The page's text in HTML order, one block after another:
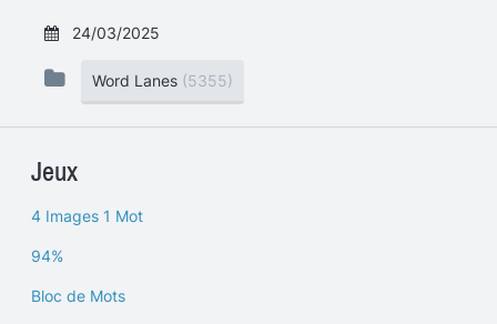
24/03/2025
Word Lanes (5355)
Jeux
4 Images 1 Mot
94%
Bloc de Mots